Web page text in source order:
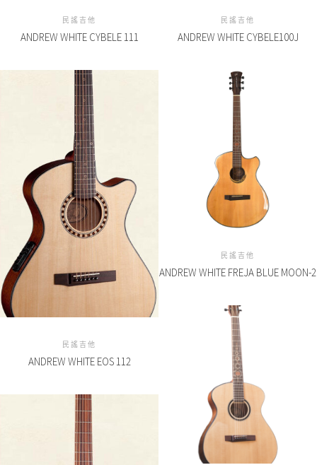
民謠吉他
ANDREW WHITE CYBELE 111
民謠吉他
ANDREW WHITE CYBELE100J
民謠吉他
ANDREW WHITE EOS 112
民謠吉他
ANDREW WHITE FREJA BLUE MOON-2